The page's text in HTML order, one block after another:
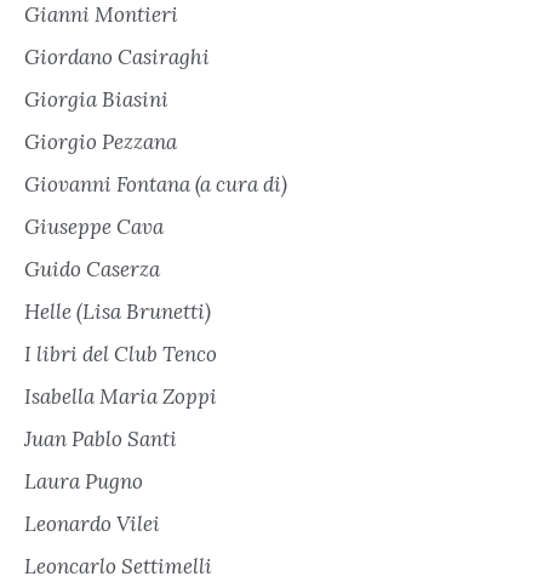
Gianni Montieri
Giordano Casiraghi
Giorgia Biasini
Giorgio Pezzana
Giovanni Fontana (a cura di)
Giuseppe Cava
Guido Caserza
Helle (Lisa Brunetti)
I libri del Club Tenco
Isabella Maria Zoppi
Juan Pablo Santi
Laura Pugno
Leonardo Vilei
Leoncarlo Settimelli